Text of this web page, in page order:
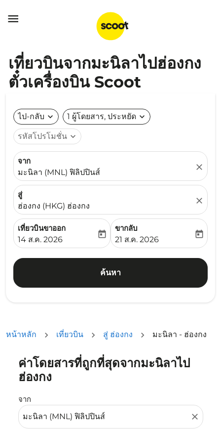

เที่ยวบินจากมะนิลาไปฮ่องกง
ตั๋วเครื่องบิน Scoot
ไป-กลับ expand_more 1 ผู้โดยสาร, ประหยัด expand_more
รหัสโปรโมชั่น expand_more
จาก
มะนิลา (MNL) ฟิลิปปินส์
close
สู่
ฮ่องกง (HKG) ฮ่องกง
close
เที่ยวบินขาออก
fc-booking-departure-date-aria-label
14 ส.ค. 2026
today
ขากลับ
fc-booking-return-date-
21 ส.ค. 2026
today
ค้นหา
หน้าหลัก เที่ยวบิน สู่ ฮ่องกง มะนิลา - ฮ่องกง
ค่าโดยสารที่ถูกที่สุดจากมะนิลาไป
ฮ่องกง
จาก
close
ลองอัปเดตเส้นทางของคุณ (ต้นทางและ/หรือปลายทาง) หรื